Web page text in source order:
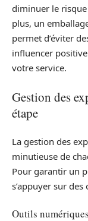
diminuer le
plus, un
permet d’éviter
influencer
votre service.
Gestion des
étape
La gestion des
minutieuse de
Pour garantir un
s’appuyer sur
Outils